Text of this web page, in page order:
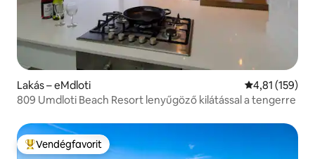
Lakás – eMdloti Átlagos
4,81 (159)
809 Umdloti Beach Resort lenyűgöző kilátással a tengerre
Kiemelt vendégfavorit
Vendégfavorit